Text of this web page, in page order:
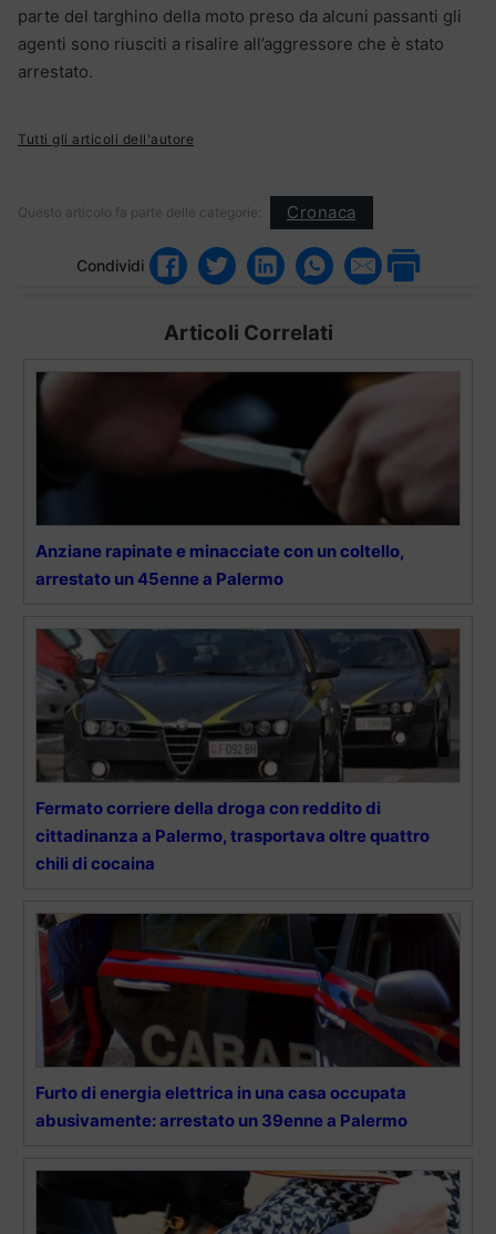
parte del targhino della moto preso da alcuni passanti gli
agenti sono riusciti a risalire all’aggressore che è stato
arrestato.
Tutti gli articoli dell'autore
Questo articolo fa parte delle categorie: Cronaca
Condividi
Articoli Correlati
Anziane rapinate e minacciate con un coltello,
arrestato un 45enne a Palermo
Fermato corriere della droga con reddito di
cittadinanza a Palermo, trasportava oltre quattro
chili di cocaina
Furto di energia elettrica in una casa occupata
abusivamente: arrestato un 39enne a Palermo